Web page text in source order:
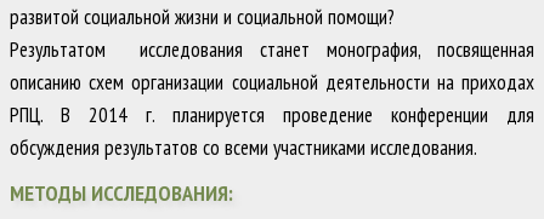
развитой социальной жизни и социальной помощи?
Результатом исследования станет монография, посвященная
описанию схем организации социальной деятельности на приходах
РПЦ. В 2014 г. планируется проведение конференции для
обсуждения результатов со всеми участниками исследования.
МЕТОДЫ ИССЛЕДОВАНИЯ: